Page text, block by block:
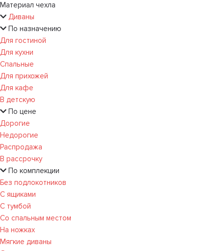
Материал чехла
Диваны
По назначению
Для гостиной
Для кухни
Спальные
Для прихожей
Для кафе
В детскую
По цене
Дорогие
Недорогие
Распродажа
В рассрочку
По комплекции
Без подлокотников
С ящиками
С тумбой
Со спальным местом
На ножках
Мягкие диваны